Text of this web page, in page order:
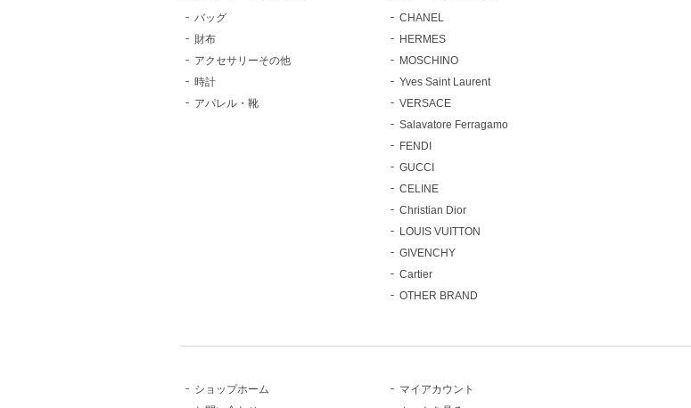
バッグ
財布
アクセサリーその他
時計
アパレル・靴
CHANEL
HERMES
MOSCHINO
Yves Saint Laurent
VERSACE
Salavatore Ferragamo
FENDI
GUCCI
CELINE
Christian Dior
LOUIS VUITTON
GIVENCHY
Cartier
OTHER BRAND
ショップホーム
マイアカウント